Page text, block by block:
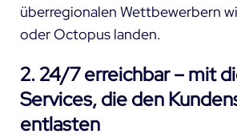
überregionalen Wettbewerbern
oder Octopus landen.
2. 24/7 erreichbar – mit
Services, die den
entlasten